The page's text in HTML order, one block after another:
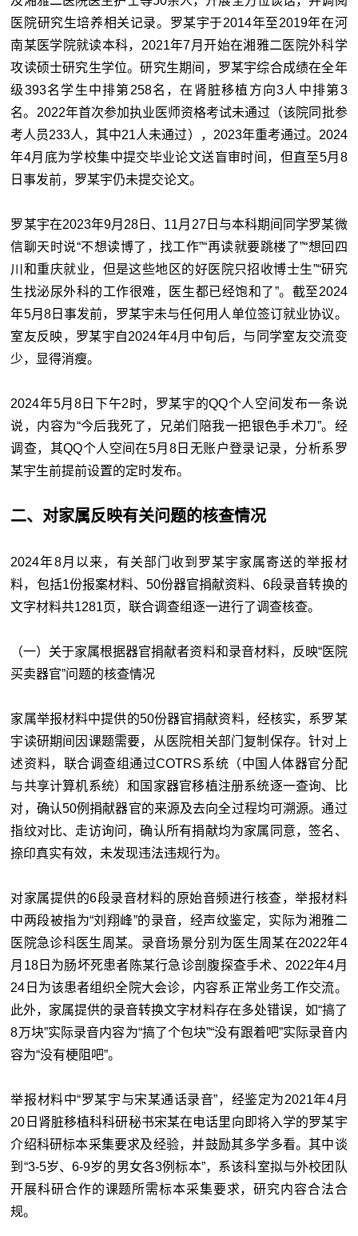
医院研究生培养相关记录。罗某宇于2014年至2019年在河
南某医学院就读本科，2021年7月开始在湘雅二医院外科学
攻读硕士研究生学位。研究生期间，罗某宇综合成绩在全年
级393名学生中排第258名，在肾脏移植方向3人中排第3
名。2022年首次参加执业医师资格考试未通过（该院同批参
考人员233人，其中21人未通过），2023年重考通过。2024
年4月底为学校集中提交毕业论文送盲审时间，但直至5月8
日事发前，罗某宇仍未提交论文。
罗某宇在2023年9月28日、11月27日与本科期间同学罗某微
信聊天时说“不想读博了，找工作”“再读就要跳楼了”“想回四
川和重庆就业，但是这些地区的好医院只招收博士生”“研究
生找泌尿外科的工作很难，医生都已经饱和了”。截至2024
年5月8日事发前，罗某宇未与任何用人单位签订就业协议。
室友反映，罗某宇自2024年4月中旬后，与同学室友交流变
少，显得消瘦。
2024年5月8日下午2时，罗某宇的QQ个人空间发布一条说
说，内容为“今后我死了，兄弟们陪我一把银色手术刀”。经
调查，其QQ个人空间在5月8日无账户登录记录，分析系罗
某宇生前提前设置的定时发布。
二、对家属反映有关问题的核查情况
2024年8月以来，有关部门收到罗某宇家属寄送的举报材
料，包括1份报案材料、50份器官捐献资料、6段录音转换的
文字材料共1281页，联合调查组逐一进行了调查核查。
（一）关于家属根据器官捐献者资料和录音材料，反映“医院
买卖器官”问题的核查情况
家属举报材料中提供的50份器官捐献资料，经核实，系罗某
宇读研期间因课题需要，从医院相关部门复制保存。针对上
述资料，联合调查组通过COTRS系统（中国人体器官分配
与共享计算机系统）和国家器官移植注册系统逐一查询、比
对，确认50例捐献器官的来源及去向全过程均可溯源。通过
指纹对比、走访询问，确认所有捐献均为家属同意，签名、
捺印真实有效，未发现违法违规行为。
对家属提供的6段录音材料的原始音频进行核查，举报材料
中两段被指为“刘翔峰”的录音，经声纹鉴定，实际为湘雅二
医院急诊科医生周某。录音场景分别为医生周某在2022年4
月18日为肠坏死患者陈某行急诊剖腹探查手术、2022年4月
24日为该患者组织全院大会诊，内容系正常业务工作交流。
此外，家属提供的录音转换文字材料存在多处错误，如“搞了
8万块”实际录音内容为“搞了个包块”“没有跟着吧”实际录音内
容为“没有梗阻吧”。
举报材料中“罗某宇与宋某通话录音”，经鉴定为2021年4月
20日肾脏移植科科研秘书宋某在电话里向即将入学的罗某宇
介绍科研标本采集要求及经验，并鼓励其多学多看。其中谈
到“3-5岁、6-9岁的男女各3例标本”，系该科室拟与外校团队
开展科研合作的课题所需标本采集要求，研究内容合法合
规。